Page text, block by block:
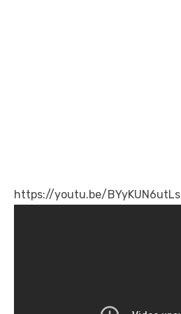
https://youtu.be/BYyKUN6utLs